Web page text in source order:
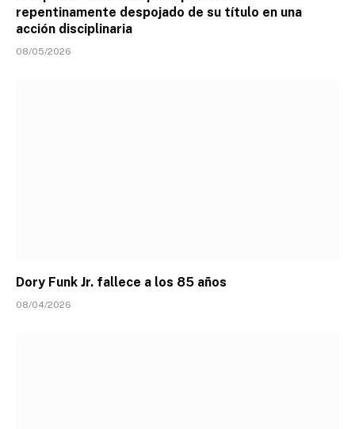
repentinamente despojado de su título en una
acción disciplinaria
08/05/2026
Dory Funk Jr. fallece a los 85 años
08/04/2026